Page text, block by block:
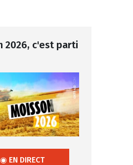
2026, c'est parti
◉ EN DIRECT